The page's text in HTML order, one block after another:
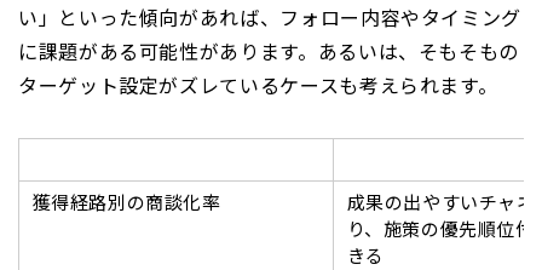
い」といった傾向があれば、フォロー内容やタイミング
に課題がある可能性があります。あるいは、そもそもの
ターゲット設定がズレているケースも考えられます。
獲得経路別の商談化率
成果の出やすいチャネ
り、施策の優先順位
きる